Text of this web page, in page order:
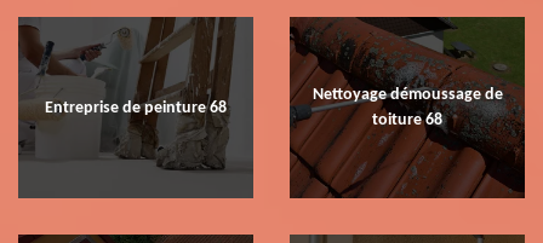
Entreprise de peinture 68
Nettoyage démoussage de
toiture 68